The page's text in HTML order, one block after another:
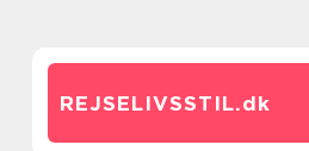
REJSELIVSSTIL.dk